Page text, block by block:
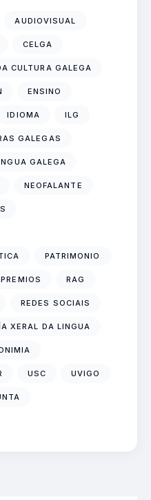
AUDIOVISUAL
CELGA
CULTURA GALEGA
ENSINO
IDIOMA ILG
GALEGAS
GALEGA
NEOFALANTE
PATRIMONIO
PREMIOS RAG
REDES SOCIAIS
XERAL DA LINGUA
USC UVIGO